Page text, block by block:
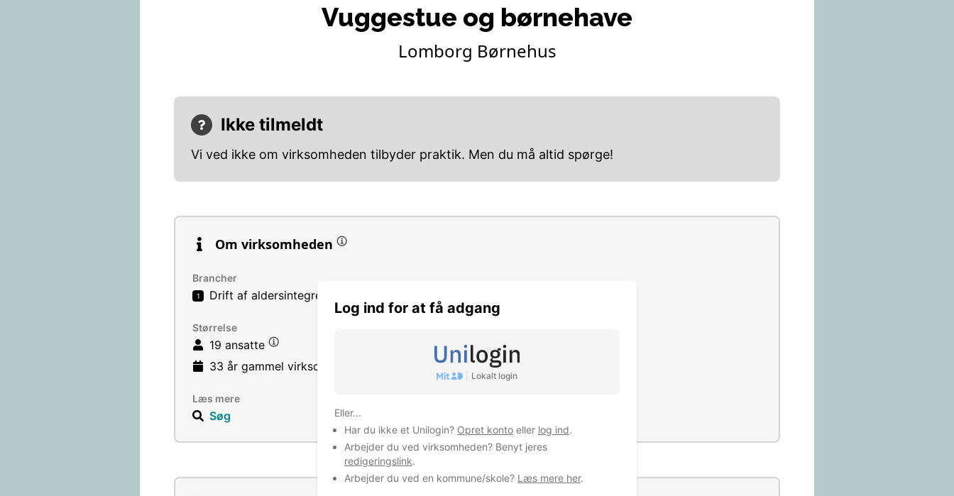
Log ind for at få adgang
Lokalt login
Eller...
Har du ikke et Unilogin? Opret konto eller log ind.
Arbejder du ved virksomheden? Benyt jeres
redigeringslink.
Arbejder du ved en kommune/skole? Læs mere her.
Vuggestue og børnehave
Lomborg Børnehus
Ikke tilmeldt
Vi ved ikke om virksomheden tilbyder praktik. Men du må altid spørge!
Om virksomheden
Brancher
1 Drift af aldersintegrerede institutioner
Størrelse
19 ansatte
33 år gammel virksomhed
Læs mere
Søg